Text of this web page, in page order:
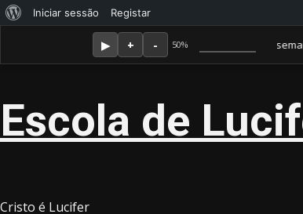
50%
Membro Amor ganha jornal mensal + aula semanal
Sobre
WordPress
Iniciar sessão Registar
Escola de
Cristo é Lucifer